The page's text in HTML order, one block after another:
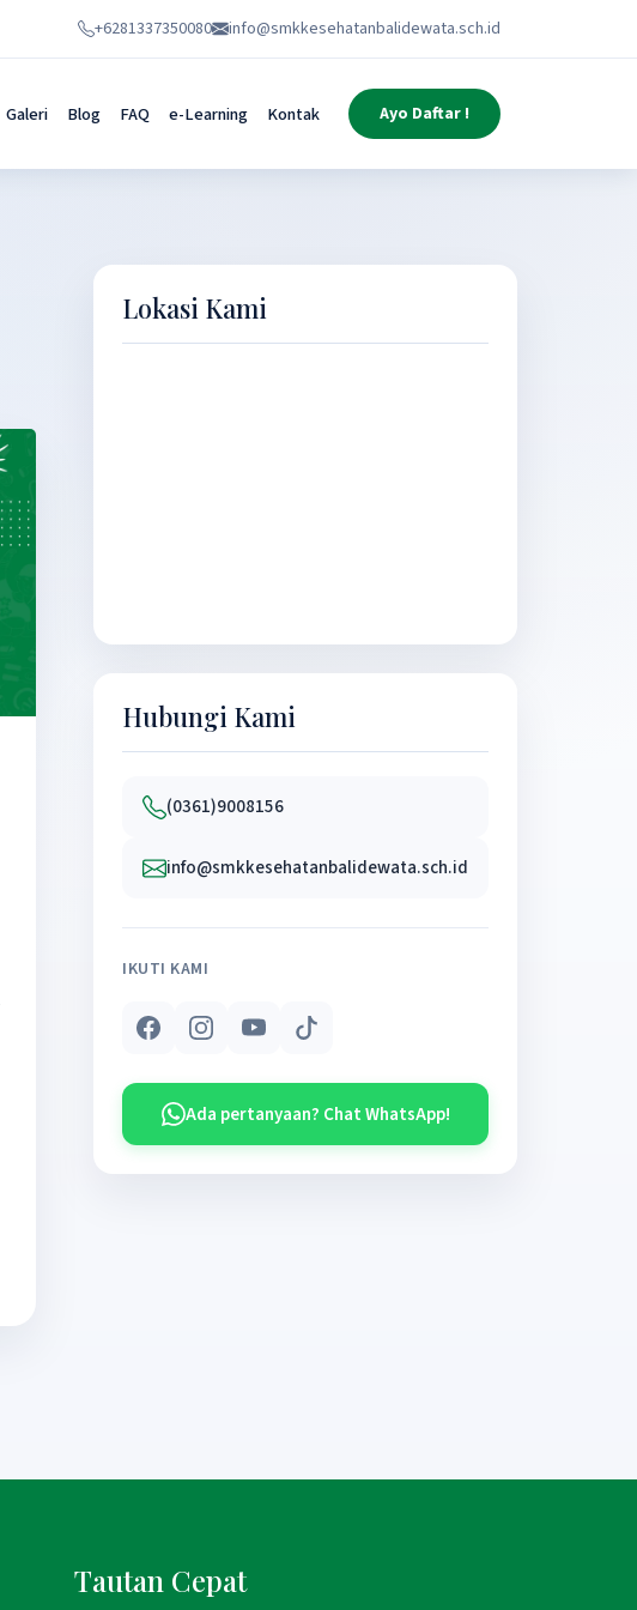
+6281337350080 info@smkkesehatanbalidewata.sch.id
Galeri Blog FAQ e-Learning Kontak Ayo Daftar !
Lokasi Kami
Hubungi Kami
(0361)9008156
info@smkkesehatanbalidewata.sch.id
IKUTI KAMI
Ada pertanyaan? Chat WhatsApp!
Tautan Cepat